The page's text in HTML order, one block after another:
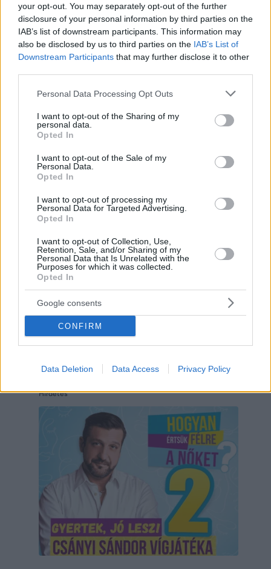
your opt-out. You may separately opt-out of the further
disclosure of your personal information by third parties on the
IAB’s list of downstream participants. This information may
also be disclosed by us to third parties on the IAB’s List of
Downstream Participants that may further disclose it to other
Please note that this website/app uses one or more Google
not limited to your visit or usage behaviour. You may click to
grant or deny consent to Google and its third-party tags to
use your data for below specified purposes in below Google
consent section.
Personal Data Processing Opt Outs
I want to opt-out of the Sharing of my
personal data.
Opted In
I want to opt-out of the Sale of my
Personal Data.
Opted In
I want to opt-out of processing my
Personal Data for Targeted Advertising.
Opted In
I want to opt-out of Collection, Use,
Retention, Sale, and/or Sharing of my
Personal Data that Is Unrelated with the
Purposes for which it was collected.
Opted In
Google consents
CONFIRM
Data Deletion Data Access Privacy Policy
Hirdetés
Hirdetés
Hirdetés